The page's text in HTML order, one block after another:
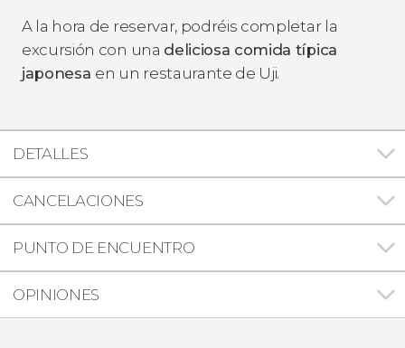
A la hora de reservar, podréis completar la
excursión con una deliciosa comida típica
japonesa en un restaurante de Uji.
DETALLES
CANCELACIONES
PUNTO DE ENCUENTRO
OPINIONES